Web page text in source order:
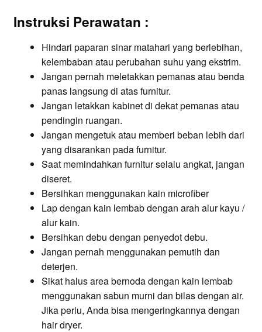
Instruksi Perawatan :
Hindari paparan sinar matahari yang berlebihan,
kelembaban atau perubahan suhu yang ekstrim.
Jangan pernah meletakkan pemanas atau benda
panas langsung di atas furnitur.
Jangan letakkan kabinet di dekat pemanas atau
pendingin ruangan.
Jangan mengetuk atau memberi beban lebih dari
yang disarankan pada furnitur.
Saat memindahkan furnitur selalu angkat, jangan
diseret.
Bersihkan menggunakan kain microfiber
Lap dengan kain lembab dengan arah alur kayu /
alur kain.
Bersihkan debu dengan penyedot debu.
Jangan pernah menggunakan pemutih dan
deterjen.
Sikat halus area bernoda dengan kain lembab
menggunakan sabun murni dan bilas dengan air.
Jika perlu, Anda bisa mengeringkannya dengan
hair dryer.